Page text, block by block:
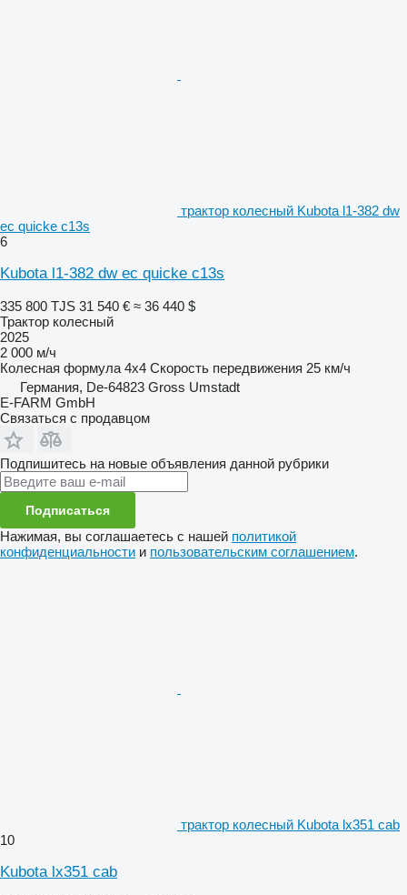
трактор колесный Kubota l1-382 dw
ec quicke c13s
6
Kubota l1-382 dw ec quicke c13s
335 800 TJS 31 540 € ≈ 36 440 $
Трактор колесный
2025
2 000 м/ч
Колесная формула 4x4 Скорость передвижения 25 км/ч
Германия, De-64823 Gross Umstadt
E-FARM GmbH
Связаться с продавцом
Подпишитесь на новые объявления данной рубрики
Подписаться
Нажимая, вы соглашаетесь с нашей политикой
конфиденциальности и пользовательским соглашением.
трактор колесный Kubota lx351 cab
10
Kubota lx351 cab